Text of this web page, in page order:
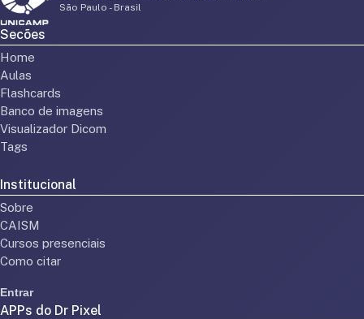
São Paulo - Brasil
Secões
Home
Aulas
Flashcards
Banco de imagens
Visualizador Dicom
Tags
Institucional
Sobre
CAISM
Cursos presenciais
Como citar
Entrar
APPs do Dr Pixel